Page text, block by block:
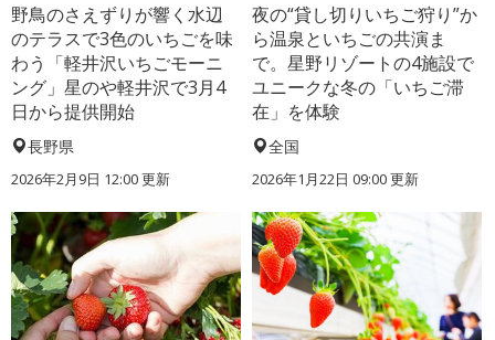
野鳥のさえずりが響く水辺
のテラスで3色のいちごを味
わう「軽井沢いちごモーニ
ング」星のや軽井沢で3月4
日から提供開始
長野県
2026年2月9日 12:00 更新
夜の“貸し切りいちご狩り”か
ら温泉といちごの共演ま
で。星野リゾートの4施設で
ユニークな冬の「いちご滞
在」を体験
全国
2026年1月22日 09:00 更新